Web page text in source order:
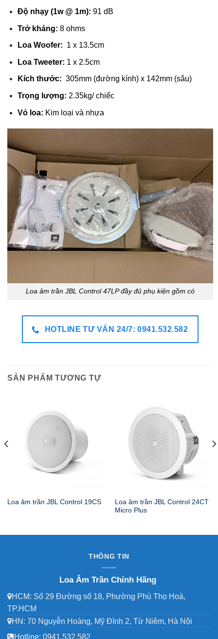
Độ nhạy (1w @ 1m): 91 dB
Trở kháng: 8 ohms
Loa Woofer: 1 x 13.5cm
Loa Tweeter: 1 x 2.5cm
Kích thước: 305mm (đường kính) x 142mm (sâu)
Trọng lượng: 2.35kg/ chiếc
Vỏ loa: Kim loại và nhựa
Loa âm trần JBL Control 47LP đầy đủ phụ kiện gồm có
HOTLINE TƯ VẤN 24/7: 0941.532.582
SẢN PHẨM TƯƠNG TỰ
Loa âm trần JBL Control 19CS
Loa âm trần JBL Control 24CT
Micro Plus
THÔNG TIN
Loa Âm Trần Chính Hãng
HCM: Số 29 Đường số 18, Phường Phú Thọ Hoà,
TP.HCM
HN: 70 Nguyễn Hoàng, Mỹ Đình 2, Từ Niêm, Hà Nội
Hotline: 0941.532.582